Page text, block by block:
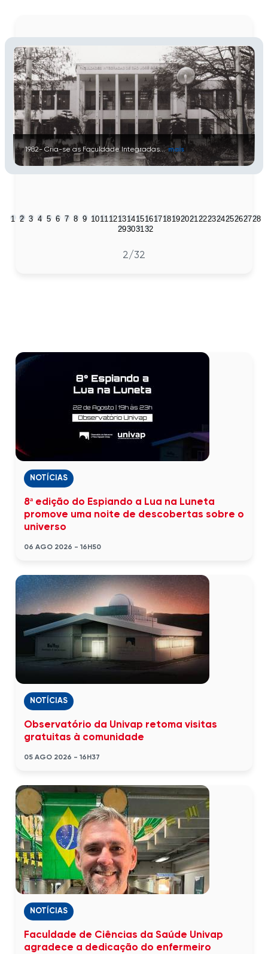
1982- Cria-se as Faculdade Integradas... mais
1 2 3 4 5 6 7 8 9 10111213141516171819202122232425262728
29303132
2/32
NOTÍCIAS
8ª edição do Espiando a Lua na Luneta
promove uma noite de descobertas sobre o
universo
06 AGO 2026 - 16H50
NOTÍCIAS
Observatório da Univap retoma visitas
gratuitas à comunidade
05 AGO 2026 - 16H37
NOTÍCIAS
Faculdade de Ciências da Saúde Univap
agradece a dedicação do enfermeiro